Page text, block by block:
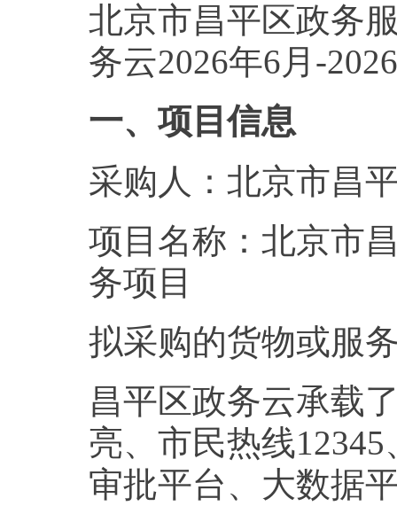
北京市昌平区政务
务云2026年6月-
一、项目信息
采购人：北京市昌
项目名称：北京市
务项目
拟采购的货物或
昌平区政务云承载
亮、市民热线
审批平台、大数据